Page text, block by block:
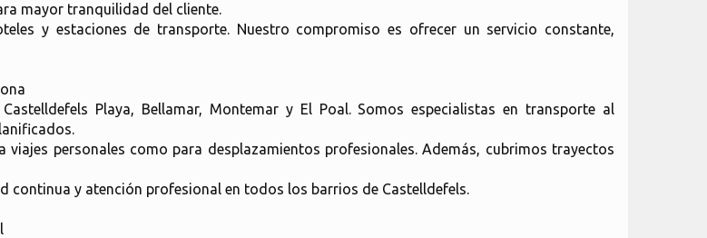
mayor tranquilidad del cliente.
y estaciones de transporte. Nuestro compromiso es ofrecer un servicio constante,
Playa, Bellamar, Montemar y El Poal. Somos especialistas en transporte al
personales como para desplazamientos profesionales. Además, cubrimos trayectos
y atención profesional en todos los barrios de Castelldefels.